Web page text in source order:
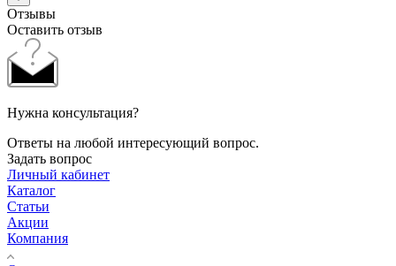
Отзывы
Оставить отзыв
Нужна консультация?
Ответы на любой интересующий вопрос.
Задать вопрос
Личный кабинет
Каталог
Статьи
Акции
Компания